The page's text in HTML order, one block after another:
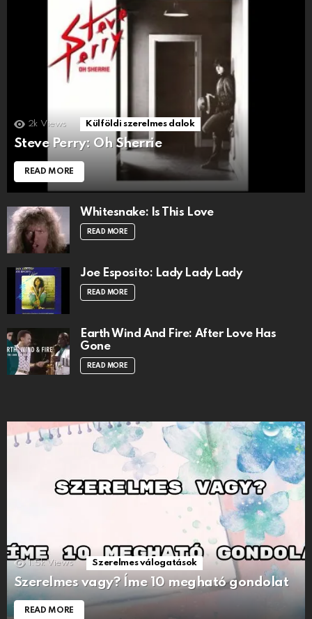
2k Views Külföldi szerelmes dalok
Steve Perry: Oh Sherrie
READ MORE
Whitesnake: Is This Love
READ MORE
Joe Esposito: Lady Lady Lady
READ MORE
Earth Wind And Fire: After Love Has
Gone
READ MORE
1.5k Views Szerelmes válogatások
Szerelmes vagy? Íme 10 megható gondolat
READ MORE